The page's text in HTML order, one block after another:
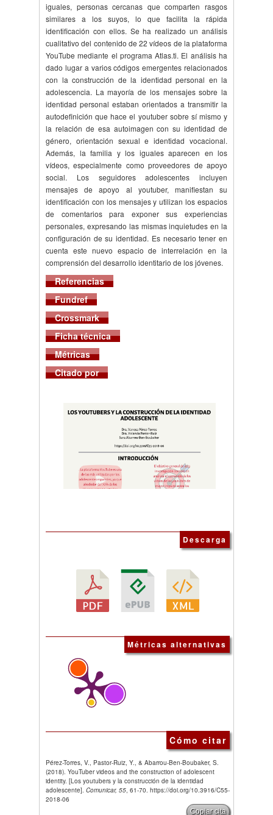
iguales, personas cercanas que comparten rasgos
similares a los suyos, lo que facilita la rápida
identificación con ellos. Se ha realizado un análisis
cualitativo del contenido de 22 vídeos de la plataforma
YouTube mediante el programa Atlas.ti. El análisis ha
dado lugar a varios códigos emergentes relacionados
con la construcción de la identidad personal en la
adolescencia. La mayoría de los mensajes sobre la
identidad personal estaban orientados a transmitir la
autodefinición que hace el youtuber sobre sí mismo y
la relación de esa autoimagen con su identidad de
género, orientación sexual e identidad vocacional.
Además, la familia y los iguales aparecen en los
vídeos, especialmente como proveedores de apoyo
social. Los seguidores adolescentes incluyen
mensajes de apoyo al youtuber, manifiestan su
identificación con los mensajes y utilizan los espacios
de comentarios para exponer sus experiencias
personales, expresando las mismas inquietudes en la
configuración de su identidad. Es necesario tener en
cuenta este nuevo espacio de interrelación en la
comprensión del desarrollo identitario de los jóvenes.
Referencias
Fundref
Crossmark
Ficha técnica
Métricas
Citado por
Descarga
Métricas alternativas
Cómo citar
Pérez-Torres, V., Pastor-Ruiz, Y., & Abarrou-Ben-Boubaker, S.
(2018). YouTuber videos and the construction of adolescent
identity. [Los youtubers y la construcción de la identidad
adolescente]. Comunicar, 55, 61-70. https://doi.org/10.3916/C55-
2018-06
Copiar cita